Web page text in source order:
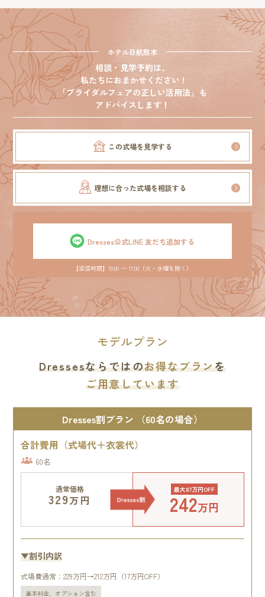
ホテル日航熊本
相談・見学予約は、
私たちにおまかせください !
「ブライダルフェアの正しい活用法」も
アドバイスします！
この式場を見学する
理想に合った式場を相談する
Dresses公式LINE 友だち追加する
【返信時間】10:00 〜 17:00（火・水曜を除く）
モデルプラン
Dressesならではのお得なプランを
ご用意しています
Dresses割プラン （60名の場合）
合計費用（式場代＋衣裳代）
60名
通常価格
329万円
最大87万円OFF
242万円
▼割引内訳
式場費通常：229万円→212万円（17万円OFF）
基本料金、オプション含む